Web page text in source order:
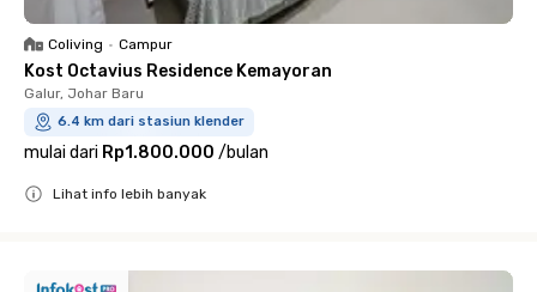
Coliving • Campur
Kost Octavius Residence Kemayoran
Galur, Johar Baru
6.4 km dari stasiun klender
mulai dari Rp1.800.000 /bulan
Lihat info lebih banyak